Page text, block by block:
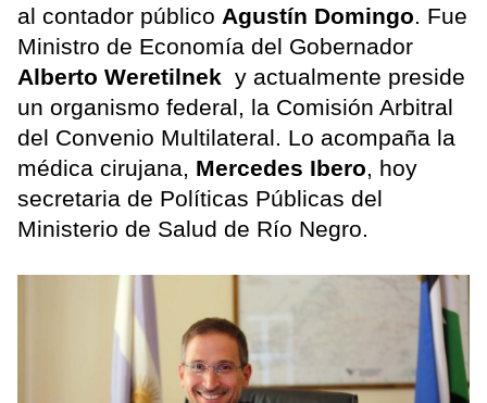
al contador público Agustín Domingo. Fue
Ministro de Economía del Gobernador
Alberto Weretilnek y actualmente preside
un organismo federal, la Comisión Arbitral
del Convenio Multilateral. Lo acompaña la
médica cirujana, Mercedes Ibero, hoy
secretaria de Políticas Públicas del
Ministerio de Salud de Río Negro.